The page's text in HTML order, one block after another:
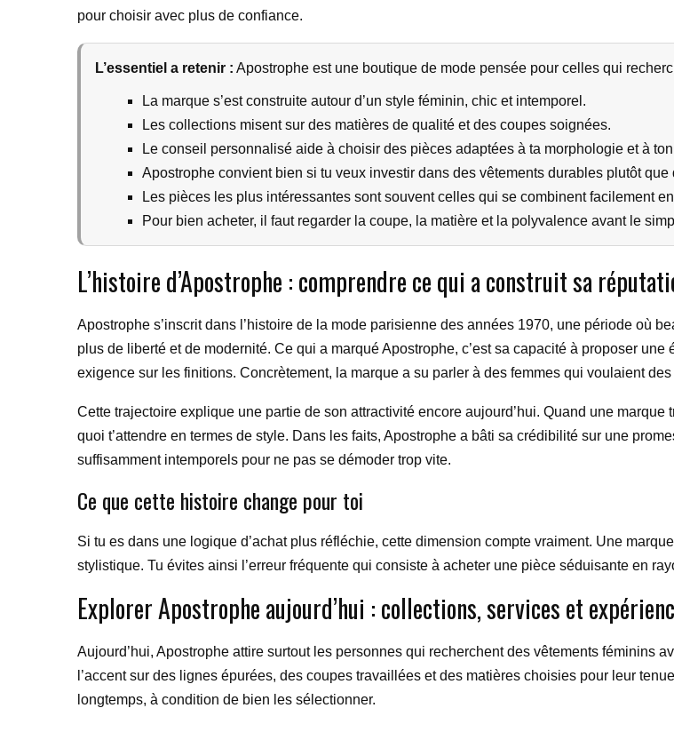
pour choisir avec plus de confiance.
L’essentiel a retenir : Apostrophe est une boutique de mode pensée pour celles qui
La marque s’est construite autour d’un style féminin, chic et intemporel.
Les collections misent sur des matières de qualité et des coupes soignées.
Le conseil personnalisé aide à choisir des pièces adaptées à ta morphologie et à
Apostrophe convient bien si tu veux investir dans des vêtements durables plutôt
Les pièces les plus intéressantes sont souvent celles qui se combinent facilement
Pour bien acheter, il faut regarder la coupe, la matière et la polyvalence avant le
L’histoire d’Apostrophe : comprendre ce qui a construit sa
Apostrophe s’inscrit dans l’histoire de la mode parisienne des années 1970, une période où
plus de liberté et de modernité. Ce qui a marqué Apostrophe, c’est sa capacité à proposer
exigence sur les finitions. Concrètement, la marque a su parler à des femmes qui voulaient
Cette trajectoire explique une partie de son attractivité encore aujourd’hui. Quand une
quoi t’attendre en termes de style. Dans les faits, Apostrophe a bâti sa crédibilité sur une
suffisamment intemporels pour ne pas se démoder trop vite.
Ce que cette histoire change pour toi
Si tu es dans une logique d’achat plus réfléchie, cette dimension compte vraiment. Une
stylistique. Tu évites ainsi l’erreur fréquente qui consiste à acheter une pièce séduisante en
Explorer Apostrophe aujourd’hui : collections, services et
Aujourd’hui, Apostrophe attire surtout les personnes qui recherchent des vêtements féminins
l’accent sur des lignes épurées, des coupes travaillées et des matières choisies pour leur
longtemps, à condition de bien les sélectionner.